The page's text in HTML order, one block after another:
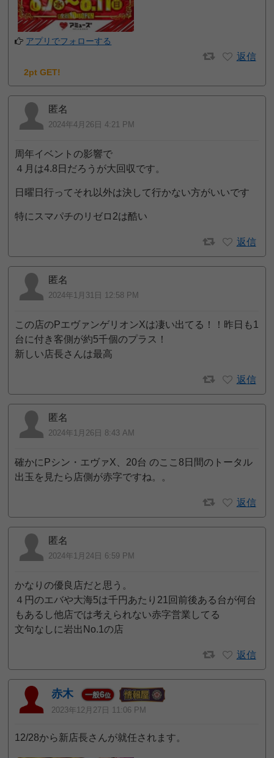
アプリでフォローする
返信
2pt GET!
匿名
2024年4月26日 4:21 PM
周年イベントの影響で
４月は4.8日だろうが大回収です。
日曜日行ってそれ以外は決して行かない方がいいです
特にスマパチのリゼロ2は酷い
返信
匿名
2024年1月31日 12:58 PM
この店のPエヴァンゲリオンXは凄い出てる！！昨日も1
台に付き客側が約5千個のプラス！
新しい店長さんは最高
返信
匿名
2024年1月26日 8:43 AM
確かにPシン・エヴァX、20台 のここ8日間のトータル
出玉を見たら店側が赤字ですね。。
返信
匿名
2024年1月24日 6:59 PM
かなりの優良店だと思う。
４円のエバや大海5は千円あたり21回前後ある台が何台
もあるし他店では考えられない赤字営業してる
文句なしに岩出No.1の店
返信
赤木 一般6位
2023年12月27日 11:06 PM
12/28から新店長さんが就任されます。